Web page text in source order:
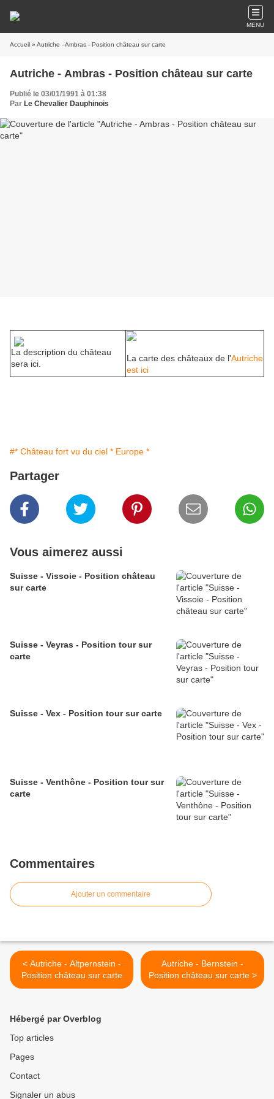
MENU
Accueil » Autriche - Ambras - Position château sur carte
Autriche - Ambras - Position château sur carte
Publié le 03/01/1991 à 01:38
Par Le Chevalier Dauphinois
La description du château
sera ici.
La carte des châteaux de l'Autriche
est ici
#* Château fort vu du ciel * Europe *
Partager
Vous aimerez aussi
Suisse - Vissoie - Position château
sur carte
Suisse - Veyras - Position tour sur
carte
Suisse - Vex - Position tour sur carte
Suisse - Venthône - Position tour sur
carte
Commentaires
Ajouter un commentaire
< Autriche - Altpernstein -
Position château sur carte
Autriche - Bernstein -
Position château sur carte >
Hébergé par Overblog
Top articles
Pages
Contact
Signaler un abus